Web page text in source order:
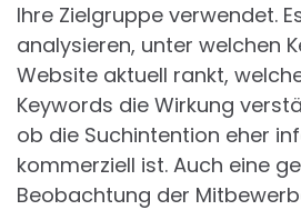
Ihre Zielgruppe verwendet.
analysieren, unter welchen
Website aktuell rankt,
Keywords die Wirkung
ob die Suchintention eher
kommerziell ist. Auch eine
Beobachtung der